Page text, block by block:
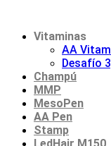
Vitaminas
AA
Desafío
Champú
MMP
MesoPen
AA Pen
Stamp